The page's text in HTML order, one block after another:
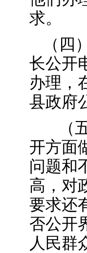
求。
（四
长公开
办理，
县政府
（
开方面
问题和
高，对
要求还
否公开
人民群